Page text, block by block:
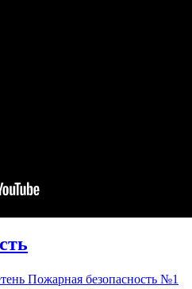
Пожарная безопасность №1